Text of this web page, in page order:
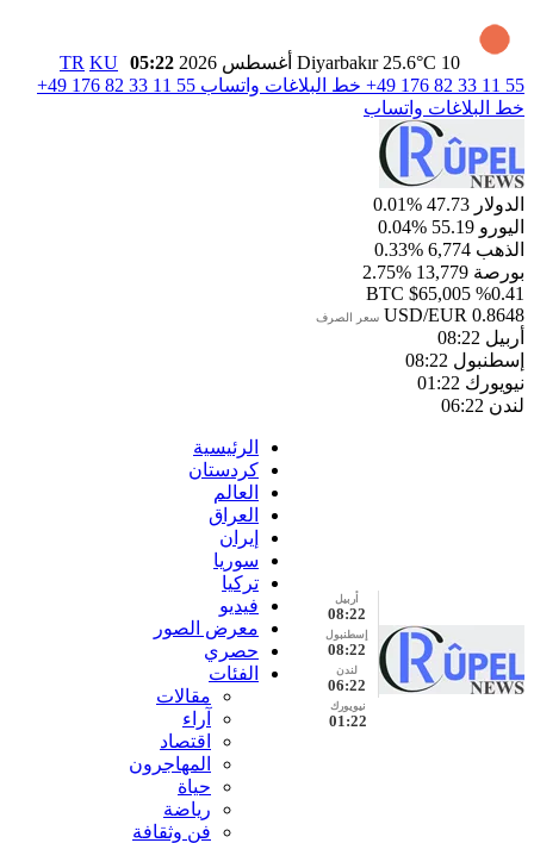
Diyarbakır 25.6°C 10 أغسطس 2026 05:22
TR KU
+49 176 82 33 11 55 خط البلاغات واتساب +49 176 82 33 11 55
خط البلاغات واتساب
الدولار 47.73
%0.01
اليورو 55.19
%0.04
الذهب 6,774
%0.33
بورصة 13,779
%2.75
BTC $65,005 %0.41
USD/EUR 0.8648 سعر الصرف
أربيل 08:22
إسطنبول 08:22
نيويورك 01:22
لندن 06:22
أربيل
08:22
إسطنبول
08:22
لندن
06:22
نيويورك
01:22
الرئيسية
كردستان
العالم
العراق
إيران
سوريا
تركيا
فيديو
معرض الصور
حصري
الفئات
مقالات
آراء
اقتصاد
المهاجرون
حياة
رياضة
فن وثقافة